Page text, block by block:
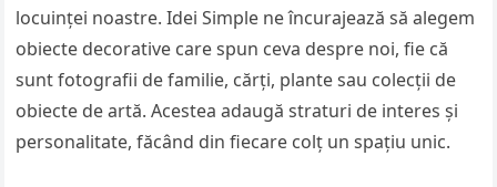
locuinței noastre. Idei Simple ne încurajează să alegem
obiecte decorative care spun ceva despre noi, fie că
sunt fotografii de familie, cărți, plante sau colecții de
obiecte de artă. Acestea adaugă straturi de interes și
personalitate, făcând din fiecare colț un spațiu unic.